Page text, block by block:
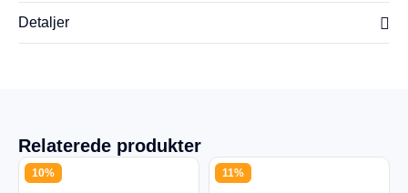
Detaljer
Relaterede produkter
10% 11%